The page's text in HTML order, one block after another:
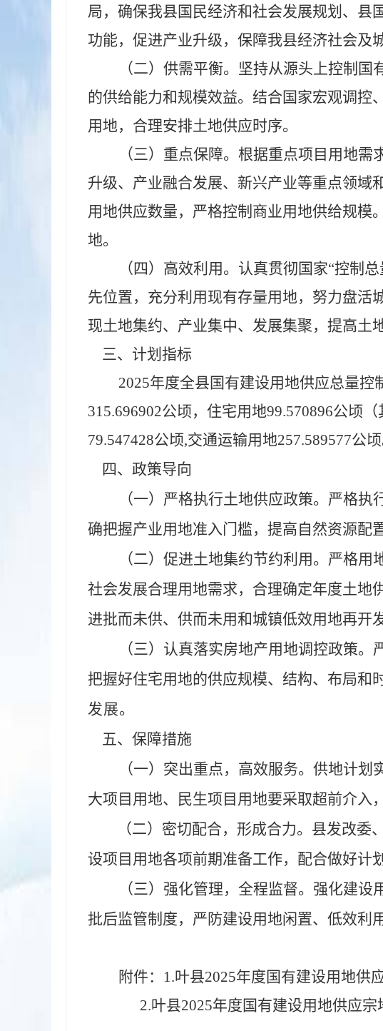
局，确保我县国民经济和社会发展规划、县
功能，促进产业升级，保障我县经济社会及
（二） 供需平衡。 坚持从源头上控制国
的供给能力和规模效益。结合国家宏观调控
用地，合理安排土地供应时序。
（三） 重点保障。 根据重点项目用地需
升级、产业融合发展、新兴产业等重点领域
用地供应数量，严格控制商业用地供给规
地。
（四） 高效利用。 认真贯彻国家“控制
先位置，充分利用现有存量用地，努力盘活
现土地集约、产业集中、发展集聚，提高土
三、计划指标
2025年度全县国有建设用地供应总量控
315.696902公顷，住宅用地99.570896公顷
79.547428公顷,交通运输用地257.589577公顷
四、政策导向
（一）严格执行土地供应政策。 严格执
确把握产业用地准入门槛，提高自然资源配
（二）促进土地集约节约利用。 严格用
社会发展合理用地需求，合理确定年度土地
进批而未供、供而未用和城镇低效用地再开
（三）认真落实房地产用地调控政策。
把握好住宅用地的供应规模、结构、布局和
发展。
五、保障措施
（一）突出重点，高效服务。 供地计划
大项目用地、民生项目用地要采取超前介入
（二）密切配合，形成合力。 县发改委
设项目用地各项前期准备工作，配合做好计
（三）强化管理，全程监督。 强化建设
批后监管制度，严防建设用地闲置、低效利用
附件： 1.叶县2025年度国有建设用地供
2.叶县2025年度国有建设用地供应宗